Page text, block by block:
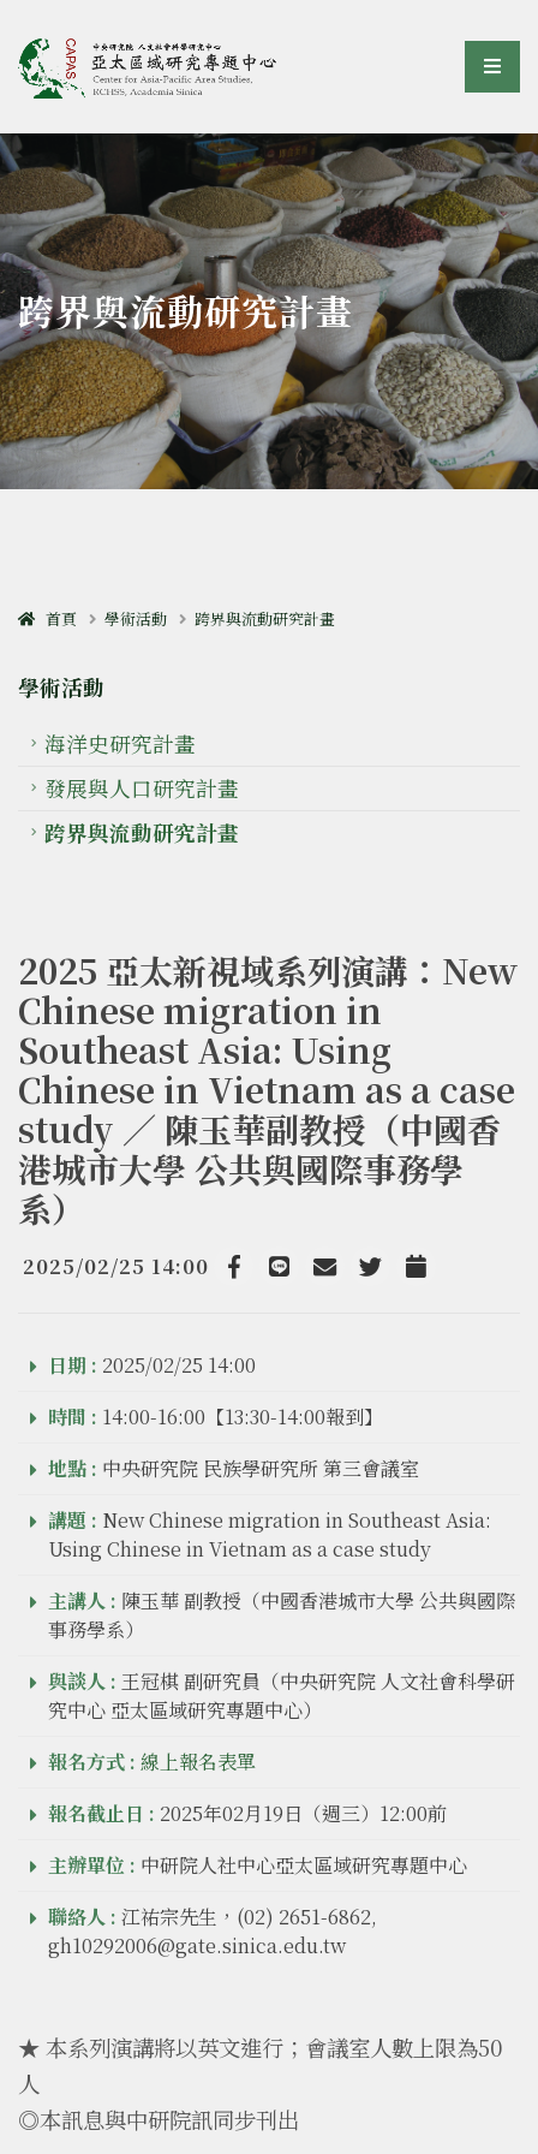
亞太區域研究專題中心選
:::
跨界與流動研究計畫
首頁 學術活動 跨界與流動研究計畫
學術活動
海洋史研究計畫
發展與人口研究計畫
跨界與流動研究計畫
2025 亞太新視域系列演講：New
Chinese migration in
Southeast Asia: Using
Chinese in Vietnam as a case
study ／ 陳玉華副教授（中國香
港城市大學 公共與國際事務學
系）
2025/02/25 14:00
Facebook TwitterAdd to Calendar
日期 : 2025/02/25 14:00
時間 : 14:00-16:00【13:30-14:00報到】
地點 : 中央研究院 民族學研究所 第三會議室
講題 : New Chinese migration in Southeast Asia:
Using Chinese in Vietnam as a case study
主講人 : 陳玉華 副教授（中國香港城市大學 公共與國際
事務學系）
與談人 : 王冠棋 副研究員（中央研究院 人文社會科學研
究中心 亞太區域研究專題中心）
報名方式 : 線上報名表單
報名截止日 : 2025年02月19日（週三）12:00前
主辦單位 : 中研院人社中心亞太區域研究專題中心
聯絡人 : 江祐宗先生，(02) 2651-6862,
gh10292006@gate.sinica.edu.tw
★ 本系列演講將以英文進行；會議室人數上限為50
人
◎本訊息與中研院訊同步刊出